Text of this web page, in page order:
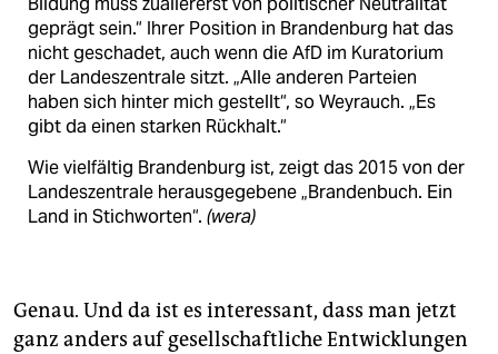
geprägt sein.“ Ihrer Position in Brandenburg hat das
nicht geschadet, auch wenn die AfD im Kuratorium
der Landeszentrale sitzt. „Alle anderen Parteien
haben sich hinter mich gestellt“, so Weyrauch. „Es
gibt da einen starken Rückhalt.“
Wie vielfältig Brandenburg ist, zeigt das 2015 von der
Landeszentrale herausgegebene „Brandenbuch. Ein
Land in Stichworten“. (wera)
Genau. Und da ist es interessant, dass man jetzt
ganz anders auf gesellschaftliche Entwicklungen